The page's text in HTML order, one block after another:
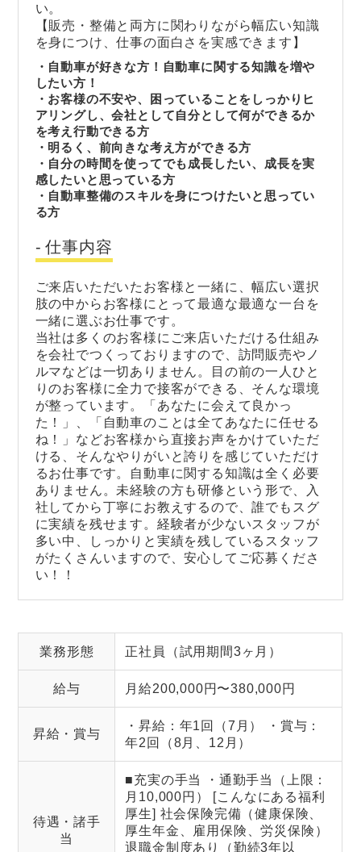
い。
【販売・整備と両方に関わりながら幅広い知識
を身につけ、仕事の面白さを実感できます】
・自動車が好きな方！自動車に関する知識を増や
したい方！
・お客様の不安や、困っていることをしっかりヒ
アリングし、会社として自分として何ができるか
を考え行動できる方
・明るく、前向きな考え方ができる方
・自分の時間を使ってでも成長したい、成長を実
感したいと思っている方
・自動車整備のスキルを身につけたいと思ってい
る方
仕事内容
ご来店いただいたお客様と一緒に、幅広い選択
肢の中からお客様にとって最適な最適な一台を
一緒に選ぶお仕事です。
当社は多くのお客様にご来店いただける仕組み
を会社でつくっておりますので、訪問販売やノ
ルマなどは一切ありません。目の前の一人ひと
りのお客様に全力で接客ができる、そんな環境
が整っています。「あなたに会えて良かっ
た！」、「自動車のことは全てあなたに任せる
ね！」などお客様から直接お声をかけていただ
ける、そんなやりがいと誇りを感じていただけ
るお仕事です。自動車に関する知識は全く必要
ありません。未経験の方も研修という形で、入
社してから丁寧にお教えするので、誰でもスグ
に実績を残せます。経験者が少ないスタッフが
多い中、しっかりと実績を残しているスタッフ
がたくさんいますので、安心してご応募くださ
い！！
業務形態 正社員（試用期間3ヶ月）
給与 月給200,000円〜380,000円
昇給・賞与
・昇給：年1回（7月） ・賞与：
年2回（8月、12月）
待遇・諸手
当
■充実の手当 ・通勤手当（上限：
月10,000円） [こんなにある福利
厚生] 社会保険完備（健康保険、
厚生年金、雇用保険、労災保険）
退職金制度あり（勤続3年以